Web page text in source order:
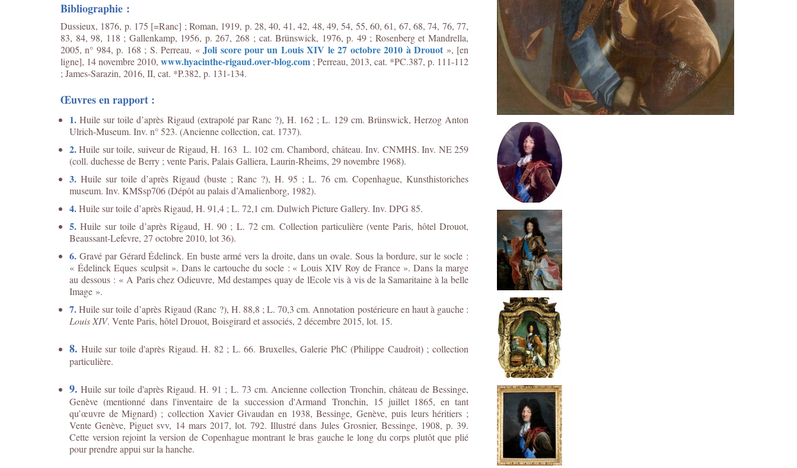
Bibliographie :
Dussieux, 1876, p. 175 [=Ranc] ; Roman, 1919, p. 28, 40, 41, 42, 48, 49, 54, 55, 60, 61, 67, 68, 74, 76, 77,
83, 84, 98, 118 ; Gallenkamp, 1956, p. 267, 268 ; cat. Brünswick, 1976, p. 49 ; Rosenberg et Mandrella,
2005, n° 984, p. 168 ; S. Perreau, «Joli score pour un Louis XIV le 27 octobre 2010 à Drouot », [en
ligne], 14 novembre 2010, www.hyacinthe-rigaud.over-blog.com ; Perreau, 2013, cat. *PC.387, p. 111-112
; James-Sarazin, 2016, II, cat. *P.382, p. 131-134.
Œuvres en rapport :
1. Huile sur toile d’après Rigaud (extrapolé par Ranc ?), H. 162 ; L. 129 cm. Brünswick, Herzog Anton
Ulrich-Museum. Inv. n° 523. (Ancienne collection, cat. 1737).
2.Huile sur toile, suiveur de Rigaud, H. 163 L. 102 cm. Chambord, château. Inv. CNMHS. Inv. NE 259
(coll. duchesse de Berry ; vente Paris, Palais Galliera, Laurin-Rheims, 29 novembre 1968).
3. Huile sur toile d’après Rigaud (buste ; Ranc ?), H. 95 ; L. 76 cm. Copenhague, Kunsthistoriches
museum. Inv. KMSsp706 (Dépôt au palais d’Amalienborg, 1982).
4.Huile sur toile d’après Rigaud, H. 91,4 ; L. 72,1 cm. Dulwich Picture Gallery. Inv. DPG 85.
5. Huile sur toile d’après Rigaud, H. 90 ; L. 72 cm. Collection particulière (vente Paris, hôtel Drouot,
Beaussant-Lefevre, 27 octobre 2010, lot 36).
6. Gravé par Gérard Édelinck. En buste armé vers la droite, dans un ovale. Sous la bordure, sur le socle :
« Édelinck Eques sculpsit ». Dans le cartouche du socle : « Louis XIV Roy de France ». Dans la marge
au dessous : « A Paris chez Odieuvre, Md destampes quay de lEcole vis à vis de la Samaritaine à la belle
Image ».
7.Huile sur toile d’après Rigaud (Ranc ?), H. 88,8 ; L. 70,3 cm. Annotation postérieure en haut à gauche :
Louis XIV. Vente Paris, hôtel Drouot, Boisgirard et associés, 2 décembre 2015, lot. 15.
8. Huile sur toile d'après Rigaud. H. 82 ; L. 66. Bruxelles, Galerie PhC (Philippe Caudroit) ; collection
particulière.
9. Huile sur toile d'après Rigaud. H. 91 ; L. 73 cm. Ancienne collection Tronchin, château de Bessinge,
Genève (mentionné dans l'inventaire de la succession d'ArmandTronchin, 15 juillet 1865, en tant
qu’œuvre de Mignard) ; collection Xavier Givaudan en 1938, Bessinge, Genève, puis leurs héritiers ;
Vente Genève, Piguet svv, 14 mars 2017, lot. 792. Illustré dans Jules Grosnier, Bessinge, 1908, p. 39.
Cette version rejoint la version de Copenhague montrant le bras gauche le long du corps plutôt que plié
pour prendre appui sur la hanche.